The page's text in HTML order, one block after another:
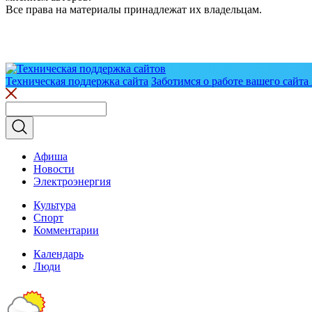
Все права на материалы принадлежат их владельцам.
Техническая поддержка сайта Заботимся о работе вашего сайта
Афиша
Новости
Электроэнергия
Культура
Спорт
Комментарии
Календарь
Люди